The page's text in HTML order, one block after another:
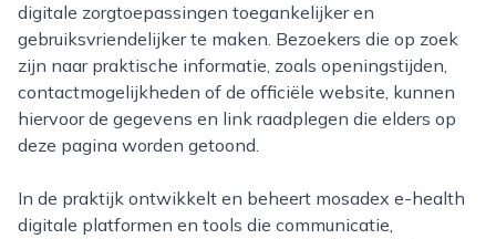
digitale zorgtoepassingen toegankelijker en
gebruiksvriendelijker te maken. Bezoekers die op zoek
zijn naar praktische informatie, zoals openingstijden,
contactmogelijkheden of de officiële website, kunnen
hiervoor de gegevens en link raadplegen die elders op
deze pagina worden getoond.
In de praktijk ontwikkelt en beheert mosadex e-health
digitale platformen en tools die communicatie,